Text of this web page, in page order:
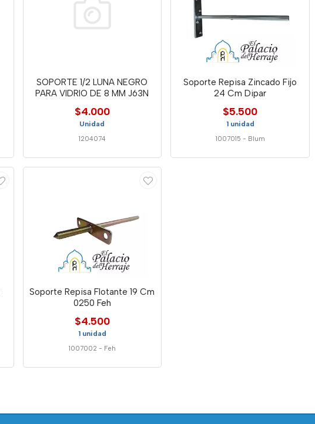
SOPORTE 1/2 LUNA NEGRO
PARA VIDRIO DE 8 MM J63N
$4.000
Unidad
1204074
Soporte Repisa Zincado Fijo
24 Cm Dipar
$5.500
1 unidad
1007015 - Blum
Soporte Repisa Flotante 19 Cm
0250 Feh
$4.500
1 unidad
1007002 - Feh